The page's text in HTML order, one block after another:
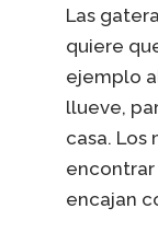
Las
quiere
ejemplo
llueve,
casa. Los
encajan